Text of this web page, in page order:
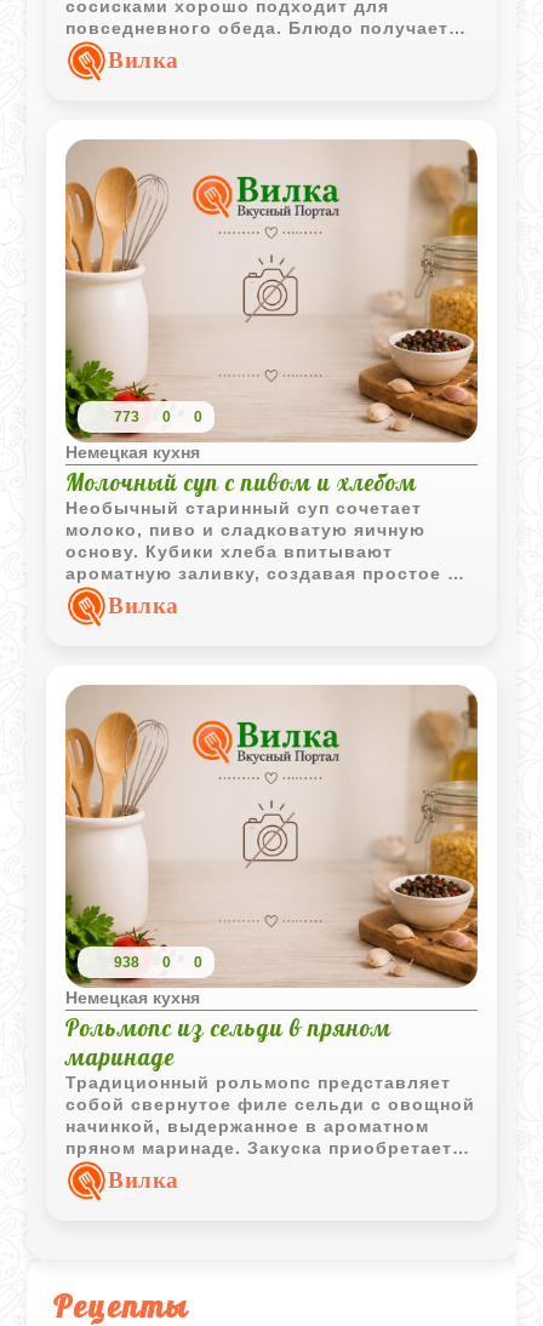
Рецепты
сосисками хорошо подходит для
повседневного обеда. Блюдо получается
сытным, насыщенным и готовится из
доступных продуктов.
Вилка
773 0 0
Немецкая кухня
Молочный суп с пивом и хлебом
Необычный старинный суп сочетает
молоко, пиво и сладковатую яичную
основу. Кубики хлеба впитывают
ароматную заливку, создавая простое и
интересное блюдо с характерным
вкусом.Вилка
938 0 0
Немецкая кухня
Рольмопс из сельди в пряном
маринаде
Традиционный рольмопс представляет
собой свернутое филе сельди с овощной
начинкой, выдержанное в ароматном
пряном маринаде. Закуска приобретает
насыщенный вкус уже через сутки и
отлично подходит для праздничного
Вилка